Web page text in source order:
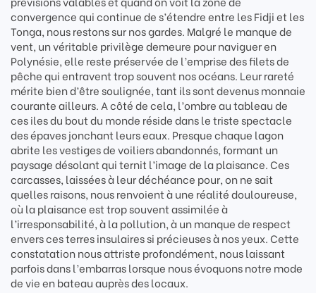
convergence qui continue de s’étendre entre les Fidji et les
Tonga, nous restons sur nos gardes. Malgré le manque de
vent, un véritable privilège demeure pour naviguer en
Polynésie, elle reste préservée de l’emprise des filets de
pêche qui entravent trop souvent nos océans. Leur rareté
mérite bien d’être soulignée, tant ils sont devenus monnaie
courante ailleurs. A côté de cela, l’ombre au tableau de
ces iles du bout du monde réside dans le triste spectacle
des épaves jonchant leurs eaux. Presque chaque lagon
abrite les vestiges de voiliers abandonnés, formant un
paysage désolant qui ternit l’image de la plaisance. Ces
carcasses, laissées à leur déchéance pour, on ne sait
quelles raisons, nous renvoient à une réalité douloureuse,
où la plaisance est trop souvent assimilée à
l’irresponsabilité, à la pollution, à un manque de respect
envers ces terres insulaires si précieuses à nos yeux. Cette
constatation nous attriste profondément, nous laissant
parfois dans l’embarras lorsque nous évoquons notre mode
de vie en bateau auprès des locaux.